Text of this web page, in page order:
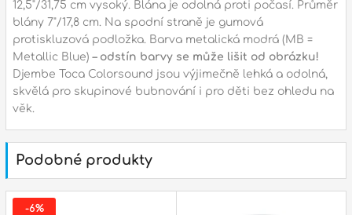
pondělí – pátek :10:00 – 18:00
sobota : ZAVŘENO
neděle : ZAVŘENO
státní svátky :ZAVŘENO
12,5"/31,75 cm vysoký. Blána je odolná proti počasí. Průměr
blány 7"/17,8 cm. Na spodní straně je gumová
protiskluzová podložka. Barva metalická modrá (MB =
Metallic Blue)– odstín barvy se může lišit od obrázku!
Djembe Toca Colorsound jsou výjimečně lehká a odolná,
skvělá pro skupinové bubnování i pro děti bez ohledu na
věk.
Podobné produkty
-6%